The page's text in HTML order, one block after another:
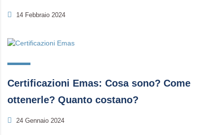
14 Febbraio 2024
Certificazioni Emas: Cosa sono? Come
ottenerle? Quanto costano?
24 Gennaio 2024